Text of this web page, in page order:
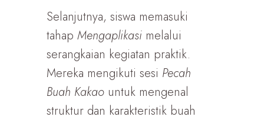
Selanjutnya, siswa memasuki
tahap Mengaplikasi melalui
serangkaian kegiatan praktik.
Mereka mengikuti sesi Pecah
Buah Kakao untuk mengenal
struktur dan karakteristik buah